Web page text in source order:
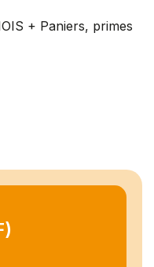
+ Paniers, primes